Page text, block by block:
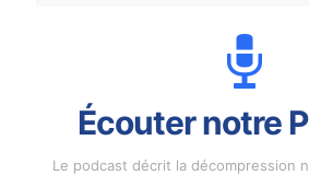
Écouter notre
Le podcast décrit la décompression